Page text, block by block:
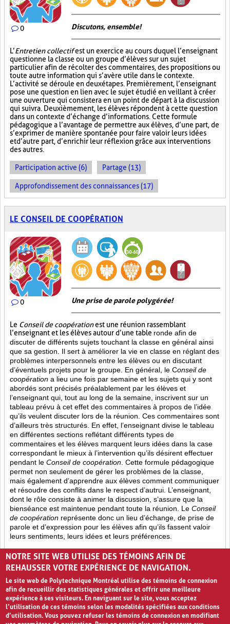
0 Discutons, ensemble!
L’Entretien collectifest un exercice au cours duquel l’enseignant
questionne la classe ou un groupe d’élèves sur un sujet
particulier afin de récolter des commentaires, des propositions ou
toute autre information qui s’avère utile dans le contexte.
L’activité se déroule en deux étapes. Premièrement, l’enseignant
pose une question en lien avec le sujet étudié en veillant à créer
une ouverture qui consistera en un point de départ à la discussion
qui suivra. Deuxièmement, les élèves répondent à cette question
dans un contexte d’échange d’informations. Cette formule
pédagogique a l’avantage de permettre aux élèves, d’une part, de
s’exprimer de manière spontanée pour faire valoir leurs idées
et d’autre part, d’enrichir leur réflexion grâce aux interventions
des autres.
Participation active (6) Partage (13)
Approfondissement des connaissances (17)
LE CONSEIL DE COOPÉRATION
0 Une prise de parole polygérée!
Le Conseil de coopérationest une réunion rassemblant
l’enseignant et les élèves autour d’une table ronde afin de
discuter de différents sujets touchant la classe en général ainsi
que sa gestion. Il sert à améliorer la vie en classe en réglant des
problèmes interpersonnels entre les élèves ou en discutant
d’éventuels projets pour le groupe. En général, le Conseil de
coopération a lieu une fois par semaine et les sujets qui y sont
abordés sont précisés préalablement par les élèves et
l’enseignant qui, tout au long de la semaine, inscrivent sur un
tableau prévu à cet effet des commentaires à propos de l’idée
qu’ils veulent discuter lors de la réunion. Ces commentaires sont
d’ailleurs très structurés. En effet, l’enseignant divise le tableau
en différentes sections reflétant différents types de
commentaires et les élèves marquent leurs idées dans la case
correspondant le mieux à l’intervention qu’ils désirent effectuer
pendant le Conseil de coopération . Cette formule pédagogique
permet non seulement de gérer les problèmes de la classe,
mais également d’apprendre aux élèves comment communiquer
et résoudre des conflits dans le respect d’autrui. L’enseignant,
dont le rôle consiste à animer la discussion, s’assure que la
bienséance est maintenue pendant toute la réunion. Le Conseil
de coopération représente donc un lieu d’échange, de prise de
parole et d’expression pour les élèves afin qu’ils fassent valoir
leurs sentiments, leurs idées et leurs préférences.
Opinion (8) Partage (13) Rétroaction (4)
NOTRE SITE WEB UTILISE DES TÉMOINS AFIN DE
REHAUSSER VOTRE EXPÉRIENCE DE NAVIGATION.
Le site web de Polytechnique Montréal utilise des témoins de connexion
afin de recueillir des statistiques générales et offrir une meilleure
expérience à ses visiteurs. En naviguant sur le site, vous acceptez
l’utilisation de ces témoins selon les modalités spécifiées aux conditions
d’utilisation. Vous pouvez refuser les témoins de connexion en modifiant